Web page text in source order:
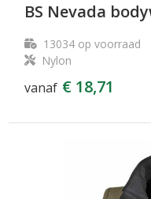
BS Nevada
13034op voorraad
Nylon
vanaf € 18,71